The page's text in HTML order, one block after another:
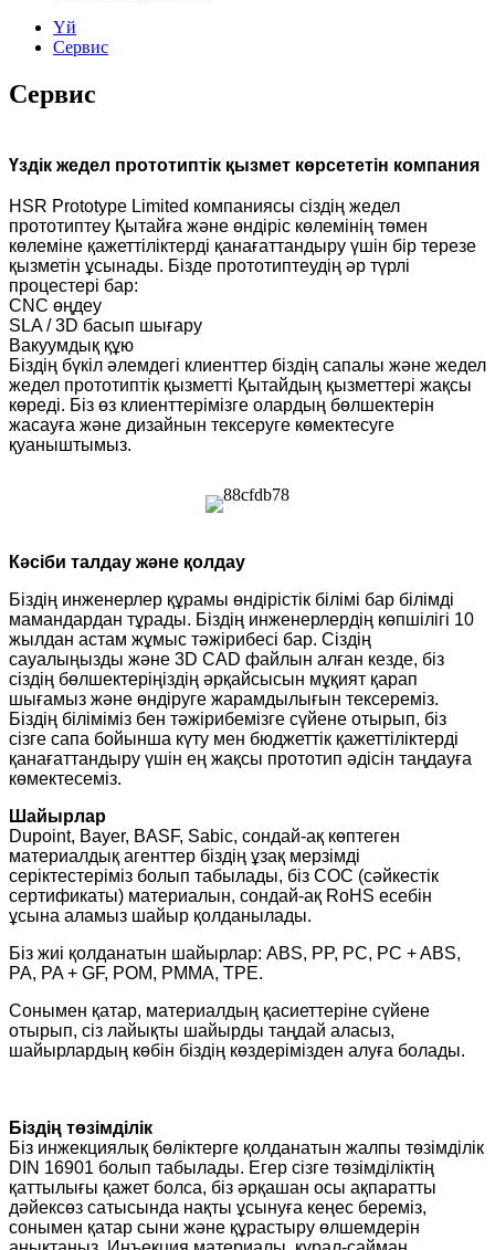
Үй
Сервис
Сервис
Үздік жедел прототиптік қызмет көрсететін компания
HSR Prototype Limited компаниясы сіздің жедел
прототиптеу Қытайға және өндіріс көлемінің төмен
көлеміне қажеттіліктерді қанағаттандыру үшін бір терезе
қызметін ұсынады. Бізде прототиптеудің әр түрлі
процестері бар:
CNC өңдеу
SLA / 3D басып шығару
Вакуумдық құю
Біздің бүкіл әлемдегі клиенттер біздің сапалы және жедел
жедел прототиптік қызметті Қытайдың қызметтері жақсы
көреді. Біз өз клиенттерімізге олардың бөлшектерін
жасауға және дизайнын тексеруге көмектесуге
қуаныштымыз.
Кәсіби талдау және қолдау
Біздің инженерлер құрамы өндірістік білімі бар білімді
мамандардан тұрады. Біздің инженерлердің көпшілігі 10
жылдан астам жұмыс тәжірибесі бар. Сіздің
сауалыңызды және 3D CAD файлын алған кезде, біз
сіздің бөлшектеріңіздің әрқайсысын мұқият қарап
шығамыз және өндіруге жарамдылығын тексереміз.
Біздің біліміміз бен тәжірибемізге сүйене отырып, біз
сізге сапа бойынша күту мен бюджеттік қажеттіліктерді
қанағаттандыру үшін ең жақсы прототип әдісін таңдауға
көмектесеміз.
Шайырлар
Dupoint, Bayer, BASF, Sabic, сондай-ақ көптеген
материалдық агенттер біздің ұзақ мерзімді
серіктестеріміз болып табылады, біз COC (сәйкестік
сертификаты) материалын, сондай-ақ RoHS есебін
ұсына аламыз шайыр қолданылады.
Біз жиі қолданатын шайырлар: ABS, PP, PC, PC + ABS,
PA, PA + GF, POM, PMMA, TPE.
Сонымен қатар, материалдың қасиеттеріне сүйене
отырып, сіз лайықты шайырды таңдай аласыз,
шайырлардың көбін біздің көздерімізден алуға болады.
Біздің төзімділік
Біз инжекциялық бөліктерге қолданатын жалпы төзімділік
DIN 16901 болып табылады. Егер сізге төзімділіктің
қаттылығы қажет болса, біз әрқашан осы ақпаратты
дәйексөз сатысында нақты ұсынуға кеңес береміз,
сонымен қатар сыни және құрастыру өлшемдерін